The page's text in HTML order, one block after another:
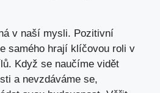
v naší mysli. Pozitivní
samého hrají klíčovou roli v
Když se naučíme vidět
a nevzdáváme se,